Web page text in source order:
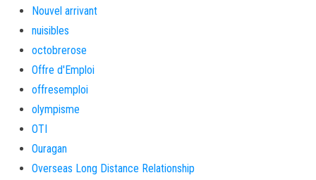
Nouvel arrivant
nuisibles
octobrerose
Offre d'Emploi
offresemploi
olympisme
OTI
Ouragan
Overseas Long Distance Relationship